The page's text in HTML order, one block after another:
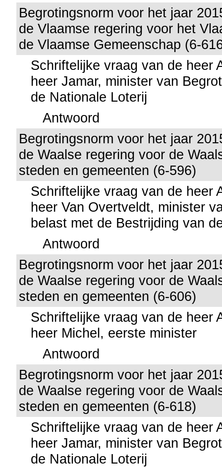
Begrotingsnorm voor het jaar
de Vlaamse regering voor het
de Vlaamse Gemeenschap (6-
Schriftelijke vraag van de heer
heer Jamar, minister van
de Nationale Loterij
Antwoord
Begrotingsnorm voor het jaar
de Waalse regering voor de
steden en gemeenten (6-596)
Schriftelijke vraag van de heer
heer Van Overtveldt, minister
belast met de Bestrijding van
Antwoord
Begrotingsnorm voor het jaar
de Waalse regering voor de
steden en gemeenten (6-606)
Schriftelijke vraag van de heer
heer Michel, eerste minister
Antwoord
Begrotingsnorm voor het jaar
de Waalse regering voor de
steden en gemeenten (6-618)
Schriftelijke vraag van de heer
heer Jamar, minister van
de Nationale Loterij